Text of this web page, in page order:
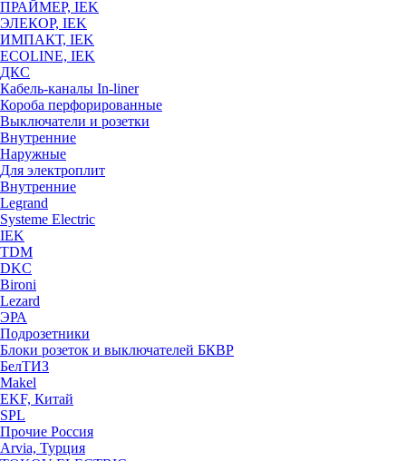
ПРАЙМЕР, IEK
ЭЛЕКОР, IEK
ИМПАКТ, IEK
ECOLINE, IEK
ДКС
Кабель-каналы In-liner
Короба перфорированные
Выключатели и розетки
Внутренние
Наружные
Для электроплит
Внутренние
Legrand
Systeme Electric
IEK
TDM
DKC
Bironi
Lezard
ЭРА
Подрозетники
Блоки розеток и выключателей БКВР
БелТИЗ
Makel
EKF, Китай
SPL
Прочие Россия
Arvia, Турция